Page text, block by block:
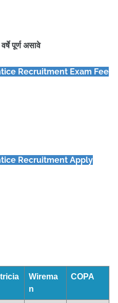
पूर्ण असावे
Recruitment Exam Fee
Recruitment Apply
Wirema
n
COPA